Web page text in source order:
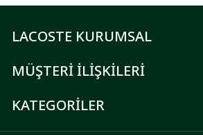
LACOSTE KURUMSAL
MÜŞTERİ İLİŞKİLERİ
KATEGORİLER